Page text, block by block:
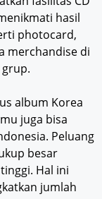
hasil
photocard,
merchandise di
album Korea
juga bisa
Peluang
besar
Hal ini
jumlah